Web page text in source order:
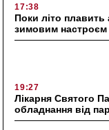
17:38
Поки літо плавить
зимовим настроєм
19:27
Лікарня Святого
обладнання від